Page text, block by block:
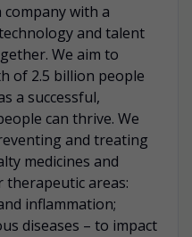
company with a
and talent
We aim to
of 2.5 billion people
a successful,
can thrive. We
and treating
medicines and
therapeutic areas:
inflammation;
diseases – to impact